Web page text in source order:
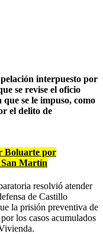
interpuesto por
se revise el oficio
se le impuso, como
el delito de
Boluarte por
San Martín
resolvió atender
de Castillo
la prisión preventiva de
los casos acumulados